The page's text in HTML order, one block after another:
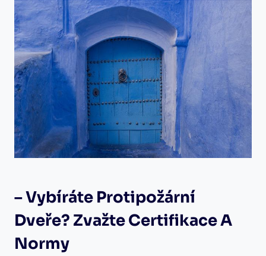
– Vybíráte Protipožární
Dveře? Zvažte Certifikace A
Normy